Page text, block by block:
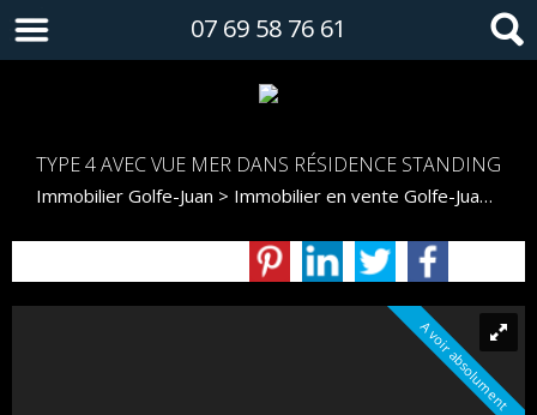
07 69 58 76 61
TYPE 4 AVEC VUE MER DANS RÉSIDENCE STANDING
Immobilier Golfe-Juan > Immobilier en vente Golfe-Juan
A voir absolument